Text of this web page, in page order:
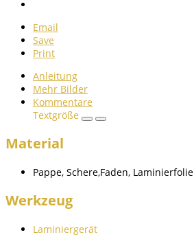
Email
Save
Print
Anleitung
Mehr Bilder
Kommentare
Textgröße
Material
Pappe, Schere,Faden, Laminierfolie
Werkzeug
Laminiergerät